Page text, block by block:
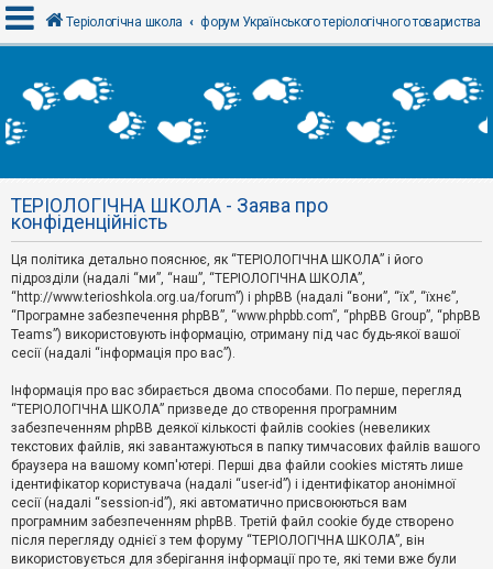
х
і
Р
е
с
т
р
а
ц
і
я
Т
е
м
и
б
е
з
в
і
д
Теріологічна школа форум Українського теріологічного товариства
ТЕРІОЛОГІЧНА ШКОЛА - Заява про
конфіденційність
Ця політика детально пояснює, як “ТЕРІОЛОГІЧНА ШКОЛА” і його
підрозділи (надалі “ми”, “наш”, “ТЕРІОЛОГІЧНА ШКОЛА”,
“http://www.terioshkola.org.ua/forum”) і phpBB (надалі “вони”, “їх”, “їхнє”,
“Програмне забезпечення phpBB”, “www.phpbb.com”, “phpBB Group”, “phpBB
Teams”) використовують інформацію, отриману під час будь-якої вашої
сесії (надалі “інформація про вас”).
Інформація про вас збирається двома способами. По перше, перегляд
“ТЕРІОЛОГІЧНА ШКОЛА” призведе до створення програмним
забезпеченням phpBB деякої кількості файлів cookies (невеликих
текстових файлів, які завантажуються в папку тимчасових файлів вашого
браузера на вашому комп'ютері. Перші два файли cookies містять лише
ідентифікатор користувача (надалі “user-id”) і ідентифікатор анонімної
сесії (надалі “session-id”), які автоматично присвоюються вам
програмним забезпеченням phpBB. Третій файл cookie буде створено
після перегляду однієї з тем форуму “ТЕРІОЛОГІЧНА ШКОЛА”, він
використовується для зберігання інформації про те, які теми вже були